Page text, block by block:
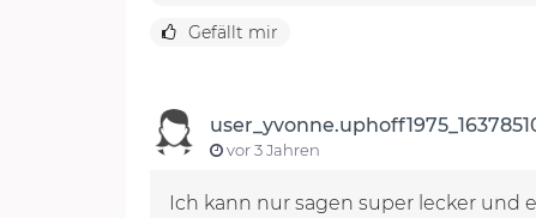
Gefällt mir
vor 3 Jahren
Ich kann nur sagen super lecker und